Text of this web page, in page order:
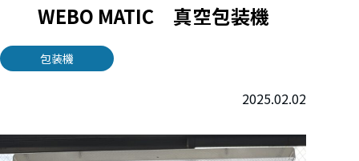
WEBO MATIC 真空包装機
包装機
2025.02.02